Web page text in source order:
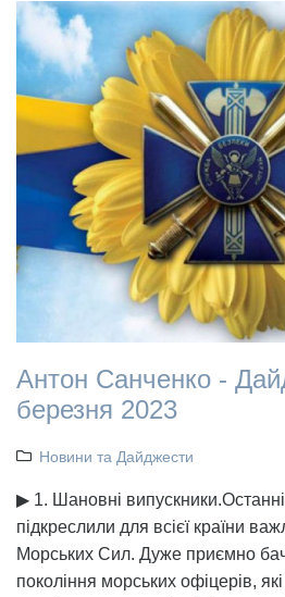
Антон Санченко -
березня 2023
Новини та Дайджести
▶ 1. Шановні випускники.Останні
підкреслили для всієї країни
Морських Сил. Дуже приємно
покоління морських офіцерів,